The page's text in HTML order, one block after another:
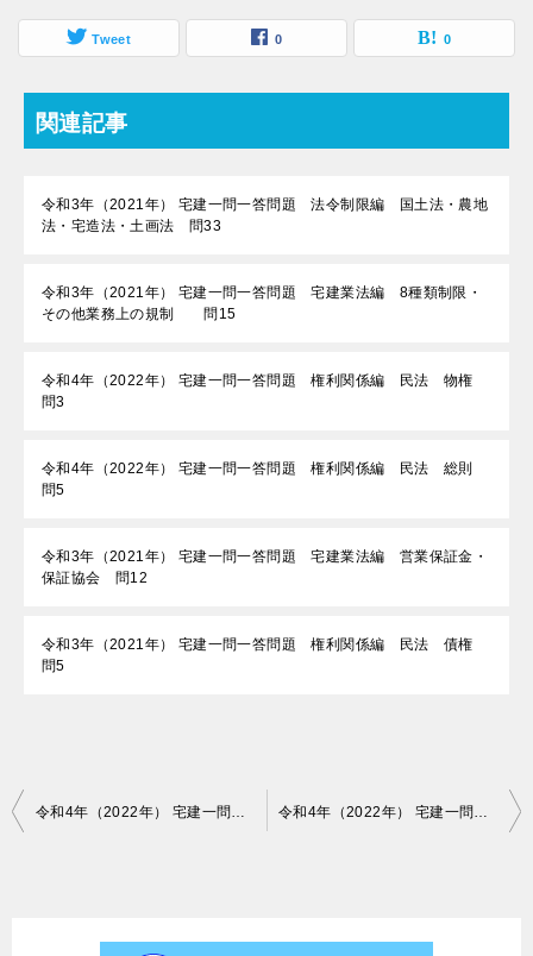
Tweet 0 0
関連記事
令和3年（2021年） 宅建一問一答問題 法令制限編 国土法・農地
法・宅造法・土画法 問33
令和3年（2021年） 宅建一問一答問題 宅建業法編 8種類制限・
その他業務上の規制 問15
令和4年（2022年） 宅建一問一答問題 権利関係編 民法 物権
問3
令和4年（2022年） 宅建一問一答問題 権利関係編 民法 総則
問5
令和3年（2021年） 宅建一問一答問題 宅建業法編 営業保証金・
保証協会 問12
令和3年（2021年） 宅建一問一答問題 権利関係編 民法 債権
問5
投
令和4年（2022年） 宅建一問一答問題 権利関係編 特別法 区分所有法 問25 令和4年（2022年） 宅建一問一答問題 権利関係編 特別法 不動産登記法 問27